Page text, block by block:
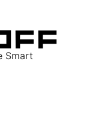
Smart